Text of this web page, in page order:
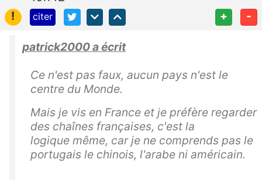
!
citer + -
patrick2000 a écrit
Ce n'est pas faux, aucun pays n'est le
centre du Monde.
Mais je vis en France et je préfère regarder
des chaînes françaises, c'est la
logique même, car je ne comprends pas le
portugais le chinois, l'arabe ni américain.